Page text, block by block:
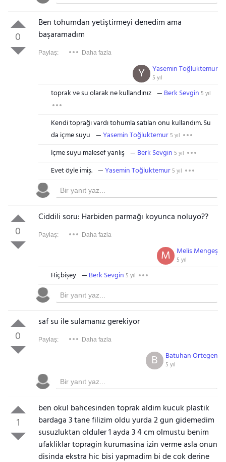
0
Ben tohumdan yetiştirmeyi denedim ama
başaramadım
Paylaş: Daha fazla
Yasemin Toğluktemur
5 yıl
Y
toprak ve su olarak ne kullandınız Berk Sevgin 5 yıl
Kendi toprağı vardı tohumla satılan onu kullandım. Su
da içme suyu
Yasemin Toğluktemur5 yıl
İçme suyu malesef yanlış Berk Sevgin 5 yıl
Evet öyle imiş. Yasemin Toğluktemur5 yıl
0
Ciddili soru: Harbiden parmağı koyunca noluyo??
Paylaş: Daha fazla
Melis Mengeş
5 yıl
M
Hiçbişey Berk Sevgin 5 yıl
0
saf su ile sulamanız gerekiyor
Paylaş: Daha fazla
Batuhan Ortegen
5 yıl
B
1
ben okul bahcesinden toprak aldim kucuk plastik
bardaga 3 tane filizim oldu yurda 2 gun gidemedim
susuzluktan olduler 1 ayda 3 4 cm olmustu benim
ufakliklar topragin kurumasina izin verme asla onun
disinda ekstra hic bisi yapmadim bi de cok derine